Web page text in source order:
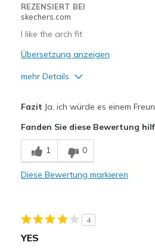
Width
Sizing
View On Shoes
REZENSIERT BEI
skechers.com
I like the arch fit
Übersetzung anzeigen
mehr Details
Comfortable
Geeignete Verwendung
Casual Wear
Fazit Ja, ich würde es einem
Fanden Sie diese Bewertung
1 0
Diese Bewertung markieren
4
YES